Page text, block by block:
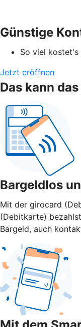
Günstige
So viel kostet's
Jetzt eröffnen
Das kann
Bargeldlos
Mit der girocard
(Debitkarte)
Bargeld, auch